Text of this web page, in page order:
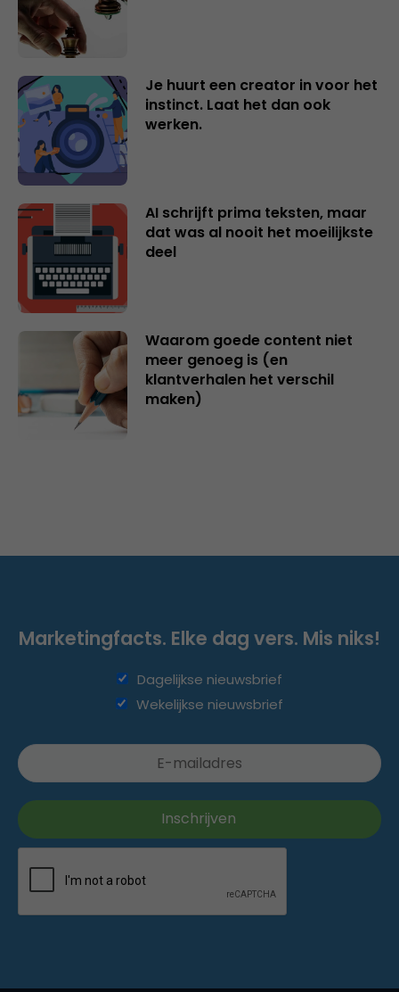
Je huurt een creator in voor het
instinct. Laat het dan ook
werken.
AI schrijft prima teksten, maar
dat was al nooit het moeilijkste
deel
Waarom goede content niet
meer genoeg is (en
klantverhalen het verschil
maken)
Marketingfacts. Elke dag vers. Mis niks!
Dagelijkse nieuwsbrief
Wekelijkse nieuwsbrief